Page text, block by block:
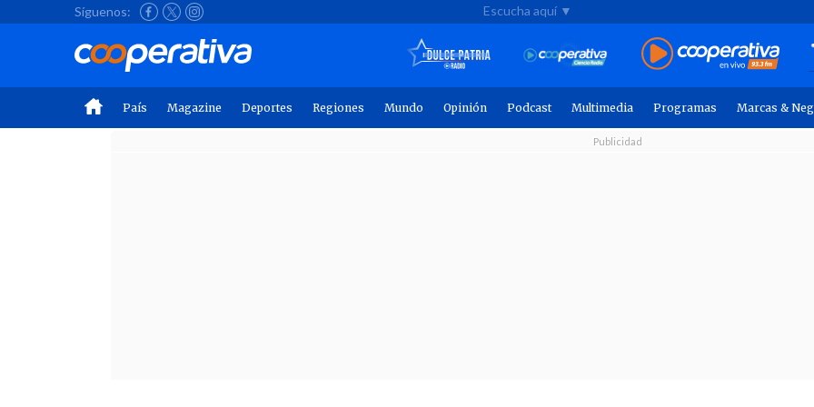
Síguenos: Escucha aquí ▼
País Magazine Deportes Regiones Mundo Opinión Podcast Multimedia Programas Marcas &